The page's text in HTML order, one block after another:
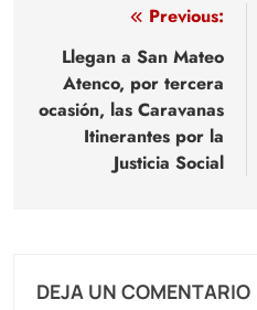
Navegación
de
entradas
Previous:
Llegan a San Mateo
Atenco, por tercera
ocasión, las Caravanas
Itinerantes por la
Justicia Social
DEJA UN COMENTARIO